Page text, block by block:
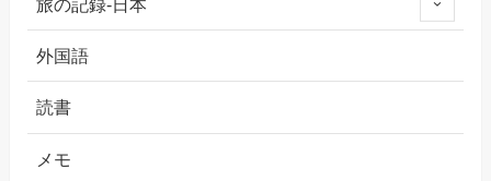
旅の記録-日本
外国語
読書
メモ